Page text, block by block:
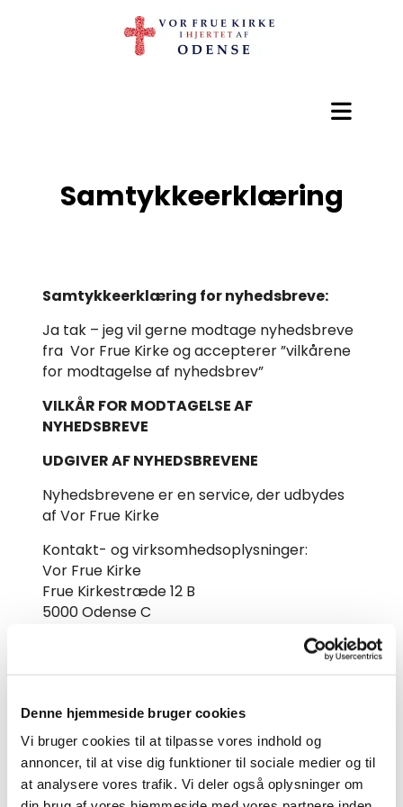
Denne hjemmeside bruger cookies
Vi bruger cookies til at tilpasse vores indhold og
annoncer, til at vise dig funktioner til sociale medier og til
at analysere vores trafik. Vi deler også oplysninger om
Samtykkeerklæring
Samtykkeerklæring for nyhedsbreve:
Ja tak – jeg vil gerne modtage nyhedsbreve
fra Vor Frue Kirke og accepterer ”vilkårene
for modtagelse af nyhedsbrev”
VILKÅR FOR MODTAGELSE AF
NYHEDSBREVE
UDGIVER AF NYHEDSBREVENE
Nyhedsbrevene er en service, der udbydes
af Vor Frue Kirke
Kontakt- og virksomhedsoplysninger:
Vor Frue Kirke
Frue Kirkestræde 12 B
5000 Odense C
vorfrue.sognodense@km.dk
OPLYSNINGER DER INDSAMLES
For udsendelse af nyhedsbreve mm.
indsamler Vor Frue Kirke som udgangspunkt
alene din oplyste e-mail adresse.
OPLYSNINGERNE BRUGES TIL